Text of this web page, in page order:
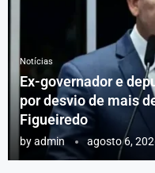
Notícias
Ex-governador e
por desvio de mais
Figueiredo
byadmin agosto 6,